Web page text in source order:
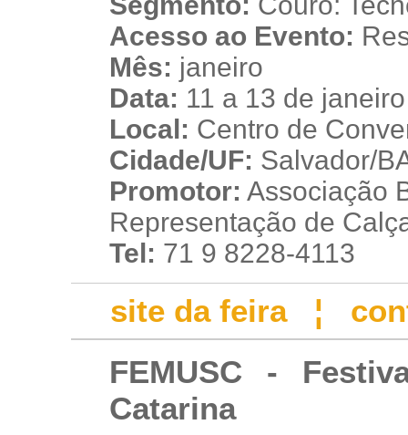
Acesso ao Evento:
Mês: janeiro
Data: 11 a 13 de
Local: Centro de
Cidade/UF: Salvador/
Promotor: Associação
Representação de
Tel: 71 9 8228-4113
site da feira¦
FEMUSC -
Catarina